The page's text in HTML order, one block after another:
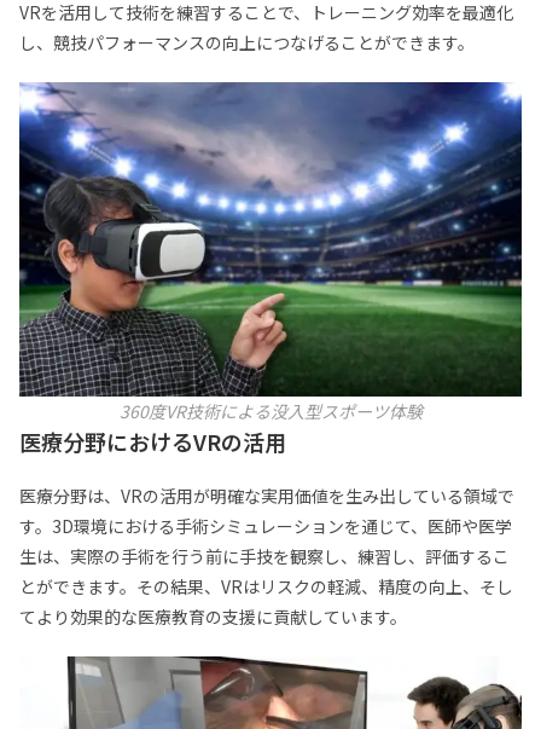
VRを活用して技術を練習することで、トレーニング効率を最適化
し、競技パフォーマンスの向上につなげることができます。
360度VR技術による没入型スポーツ体験
医療分野におけるVRの活用
医療分野は、VRの活用が明確な実用価値を生み出している領域で
す。3D環境における手術シミュレーションを通じて、医師や医学
生は、実際の手術を行う前に手技を観察し、練習し、評価するこ
とができます。その結果、VRはリスクの軽減、精度の向上、そし
てより効果的な医療教育の支援に貢献しています。